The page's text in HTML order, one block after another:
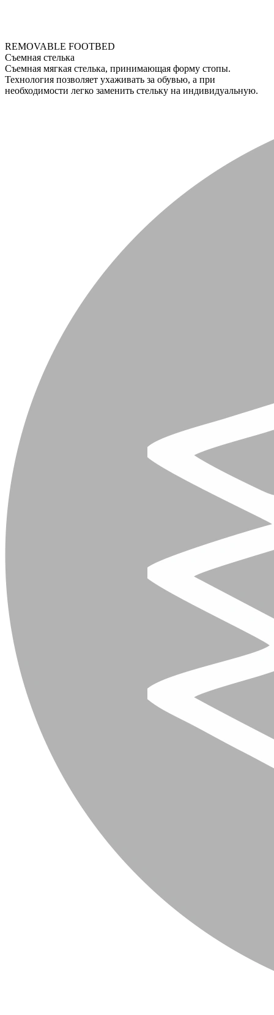
REMOVABLE FOOTBED
Съемная стелька
Съемная мягкая стелька, принимающая форму стопы.
Технология позволяет ухаживать за обувью, а при
необходимости легко заменить стельку на индивидуальную.